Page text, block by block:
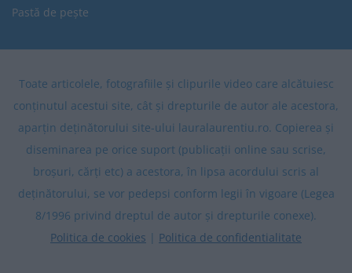
Pastă de pește
Toate articolele, fotografiile și clipurile video care alcătuiesc
conținutul acestui site, cât și drepturile de autor ale acestora,
aparțin deținătorului site-ului lauralaurentiu.ro. Copierea și
diseminarea pe orice suport (publicații online sau scrise,
broșuri, cărți etc) a acestora, în lipsa acordului scris al
deținătorului, se vor pedepsi conform legii în vigoare (Legea
8/1996 privind dreptul de autor și drepturile conexe).
Politica de cookies | Politica de confidentialitate